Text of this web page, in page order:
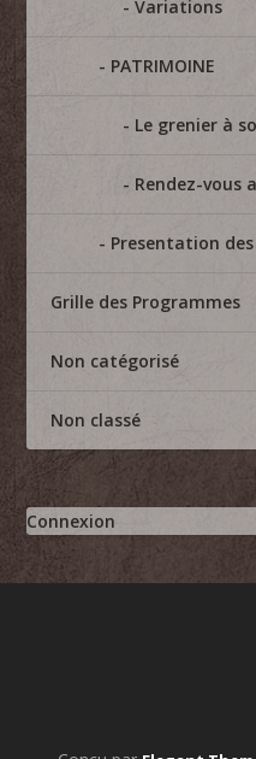
Variations
PATRIMOINE
Le grenier à
Rendez-vous
Presentation
Grille des Programmes
Non catégorisé
Non classé
Connexion